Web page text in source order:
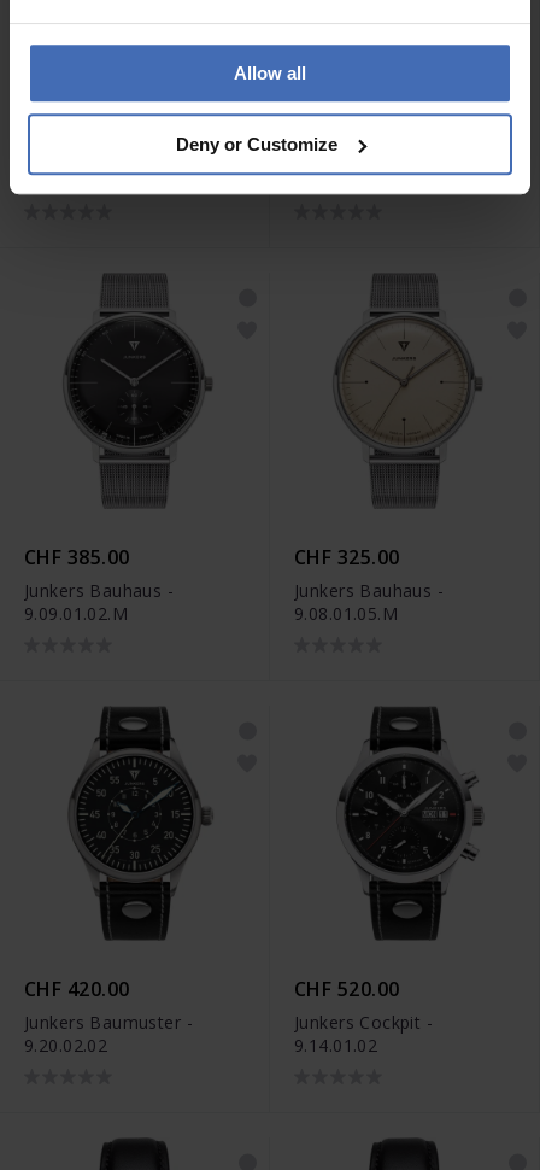
Allow all
Deny or Customize
CHF 420.00
Junkers Baumuster -
9.20.02.01
CHF 420.00
Junkers Baumuster -
9.20.01.01
CHF 385.00
Junkers Bauhaus -
9.09.01.02.M
CHF 325.00
Junkers Bauhaus -
9.08.01.05.M
CHF 420.00
Junkers Baumuster -
9.20.02.02
CHF 520.00
Junkers Cockpit -
9.14.01.02